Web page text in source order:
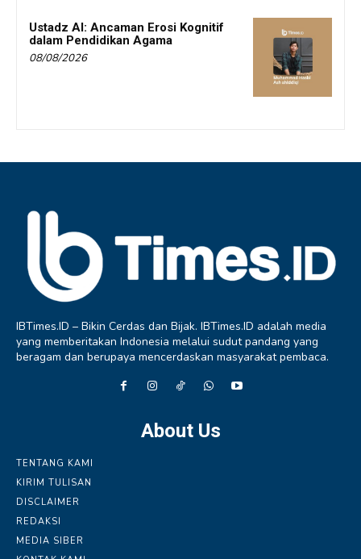
Ustadz AI: Ancaman Erosi Kognitif
dalam Pendidikan Agama
08/08/2026
IBTimes.ID – Bikin Cerdas dan Bijak. IBTimes.ID adalah media
yang memberitakan Indonesia melalui sudut pandang yang
beragam dan berupaya mencerdaskan masyarakat pembaca.
About Us
TENTANG KAMI
KIRIM TULISAN
DISCLAIMER
REDAKSI
MEDIA SIBER